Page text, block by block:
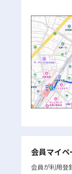
会員マイペ
会員が利用登